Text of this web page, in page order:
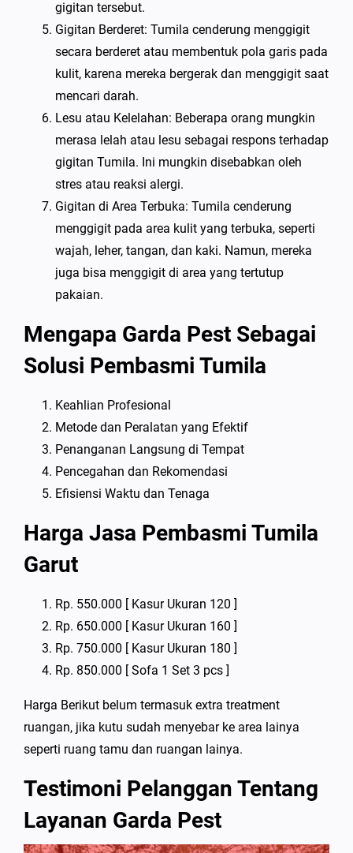
gigitan tersebut.
Gigitan Berderet: Tumila cenderung menggigit
secara berderet atau membentuk pola garis pada
kulit, karena mereka bergerak dan menggigit saat
mencari darah.
Lesu atau Kelelahan: Beberapa orang mungkin
merasa lelah atau lesu sebagai respons terhadap
gigitan Tumila. Ini mungkin disebabkan oleh
stres atau reaksi alergi.
Gigitan di Area Terbuka: Tumila cenderung
menggigit pada area kulit yang terbuka, seperti
wajah, leher, tangan, dan kaki. Namun, mereka
juga bisa menggigit di area yang tertutup
pakaian.
Mengapa Garda Pest Sebagai
Solusi Pembasmi Tumila
Keahlian Profesional
Metode dan Peralatan yang Efektif
Penanganan Langsung di Tempat
Pencegahan dan Rekomendasi
Efisiensi Waktu dan Tenaga
Harga Jasa Pembasmi Tumila
Garut
Rp. 550.000 [ Kasur Ukuran 120 ]
Rp. 650.000 [ Kasur Ukuran 160 ]
Rp. 750.000 [ Kasur Ukuran 180 ]
Rp. 850.000 [ Sofa 1 Set 3 pcs ]
Harga Berikut belum termasuk extra treatment
ruangan, jika kutu sudah menyebar ke area lainya
seperti ruang tamu dan ruangan lainya.
Testimoni Pelanggan Tentang
Layanan Garda Pest